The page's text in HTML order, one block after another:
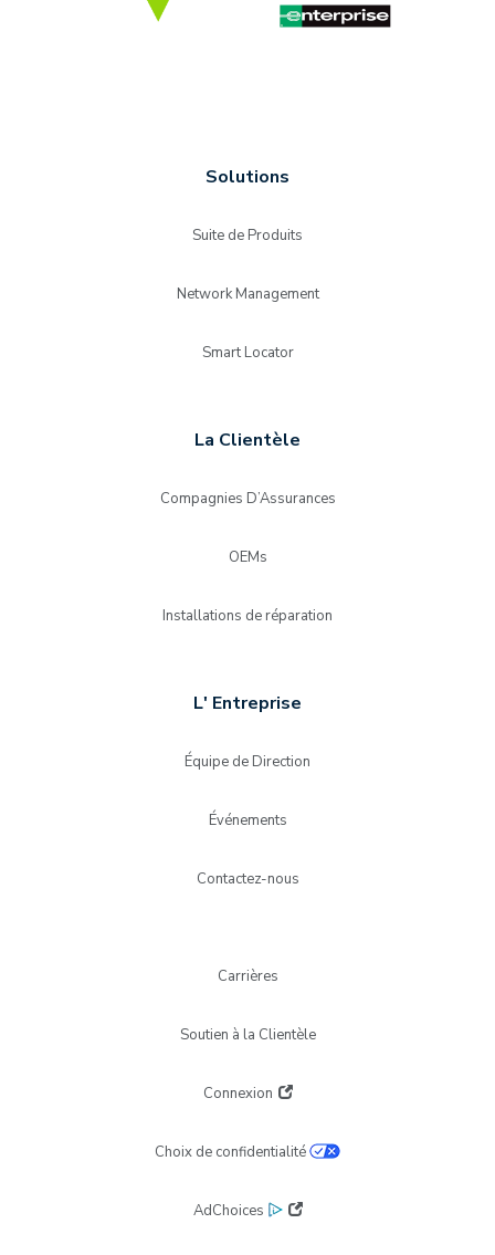
Solutions
Suite de Produits
Network Management
Smart Locator
La Clientèle
Compagnies D’Assurances
OEMs
Installations de réparation
L' Entreprise
Équipe de Direction
Événements
Contactez-nous
Carrières
Soutien à la Clientèle
Connexion
Choix de confidentialité
AdChoices